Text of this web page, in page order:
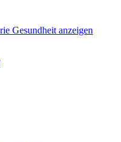
Gesundheit anzeigen